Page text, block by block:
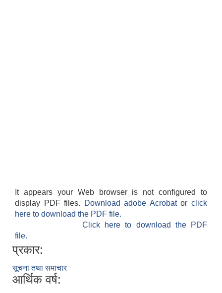
It appears your Web browser is not configured to
display PDF files.
Download adobe Acrobatorclick
here to download the PDF file.
Click here to download the PDF
file.
प्रकार:
सूचना तथा समाचार
आर्थिक वर्ष: